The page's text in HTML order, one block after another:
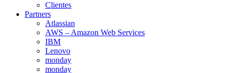
Clientes
Partners
Atlassian
AWS – Amazon Web Services
IBM
Lenovo
monday
monday